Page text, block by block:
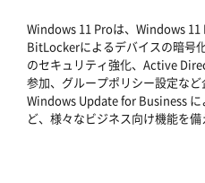
Windows 11 Proは、Windows 11
BitLockerによるデバイスの暗号
のセキュリティ強化、Active
参加、グループポリシー設定など
Windows Update for Business
ど、様々なビジネス向け機能を備